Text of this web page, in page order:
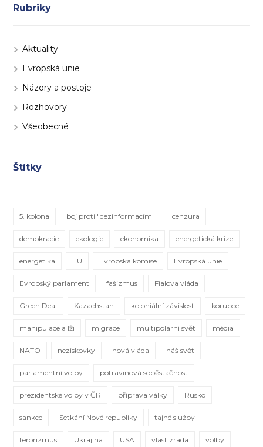
Rubriky
Aktuality
Evropská unie
Názory a postoje
Rozhovory
Všeobecné
Štítky
5. kolona boj proti "dezinformacím" cenzura
demokracie ekologie ekonomika energetická krize
energetika EU Evropská komise Evropská unie
Evropský parlament fašizmus Fialova vláda
Green Deal Kazachstan koloniální závislost korupce
manipulace a lži migrace multipolární svět média
NATO neziskovky nová vláda náš svět
parlamentní volby potravinová soběstačnost
prezidentské volby v ČR příprava války Rusko
sankce Setkání Nové republiky tajné služby
terorizmus Ukrajina USA vlastizrada volby